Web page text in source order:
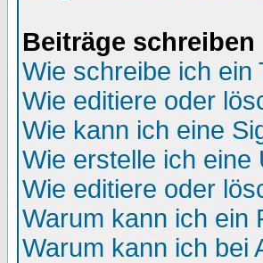
Beiträge schreiben
Wie schreibe ich ein
Wie editiere oder
Wie kann ich eine
Wie erstelle ich eine
Wie editiere oder
Warum kann ich ein
Warum kann ich bei